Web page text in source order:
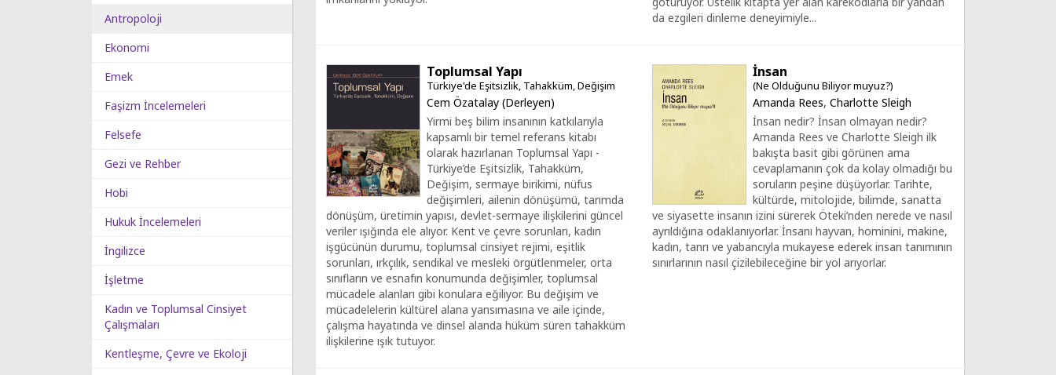
Antropoloji
Ekonomi
Emek
Faşizm İncelemeleri
Felsefe
Gezi ve Rehber
Hobi
Hukuk İncelemeleri
İngilizce
İşletme
Kadın ve Toplumsal Cinsiyet
Çalışmaları
Kentleşme, Çevre ve Ekoloji
da ezgileri dinleme deneyimiyle...
Toplumsal Yapı
Türkiye'de Eşitsizlik, Tahakküm, Değişim
Cem Özatalay (Derleyen)
Yirmi beş bilim insanının katkılarıyla
kapsamlı bir temel referans kitabı
olarak hazırlanan Toplumsal Yapı -
Türkiye’de Eşitsizlik, Tahakküm,
Değişim, sermaye birikimi, nüfus
değişimleri, ailenin dönüşümü, tarımda
dönüşüm, üretimin yapısı, devlet-sermaye ilişkilerini güncel
veriler ışığında ele alıyor. Kent ve çevre sorunları, kadın
işgücünün durumu, toplumsal cinsiyet rejimi, eşitlik
sorunları, ırkçılık, sendikal ve mesleki örgütlenmeler, orta
sınıfların ve esnafın konumunda değişimler, toplumsal
mücadele alanları gibi konulara eğiliyor. Bu değişim ve
mücadelelerin kültürel alana yansımasına ve aile içinde,
çalışma hayatında ve dinsel alanda hüküm süren tahakküm
ilişkilerine ışık tutuyor.
İnsan
(Ne Olduğunu Biliyor muyuz?)
Amanda Rees, Charlotte Sleigh
İnsan nedir? İnsan olmayan nedir?
Amanda Rees ve Charlotte Sleigh ilk
bakışta basit gibi görünen ama
cevaplamanın çok da kolay olmadığı bu
soruların peşine düşüyorlar. Tarihte,
kültürde, mitolojide, bilimde, sanatta
ve siyasette insanın izini sürerek Öteki’nden nerede ve nasıl
ayrıldığına odaklanıyorlar. İnsanı hayvan, hominini, makine,
kadın, tanrı ve yabancıyla mukayese ederek insan tanımının
sınırlarının nasıl çizilebileceğine bir yol arıyorlar.